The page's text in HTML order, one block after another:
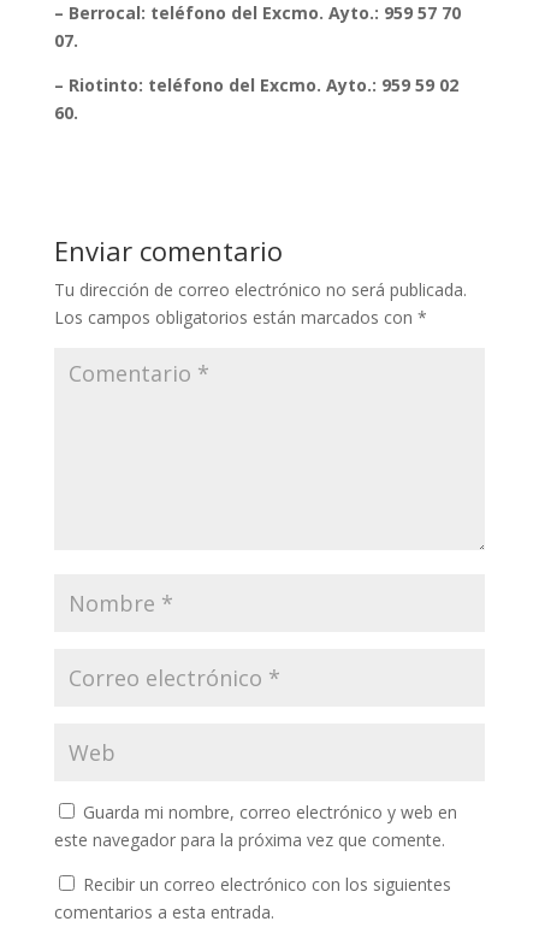
– Berrocal: teléfono del Excmo. Ayto.: 959 57 70
07.
– Riotinto: teléfono del Excmo. Ayto.: 959 59 02
60.
Enviar comentario
Tu dirección de correo electrónico no será publicada.
Los campos obligatorios están marcados con *
Guarda mi nombre, correo electrónico y web en
este navegador para la próxima vez que comente.
Recibir un correo electrónico con los siguientes
comentarios a esta entrada.